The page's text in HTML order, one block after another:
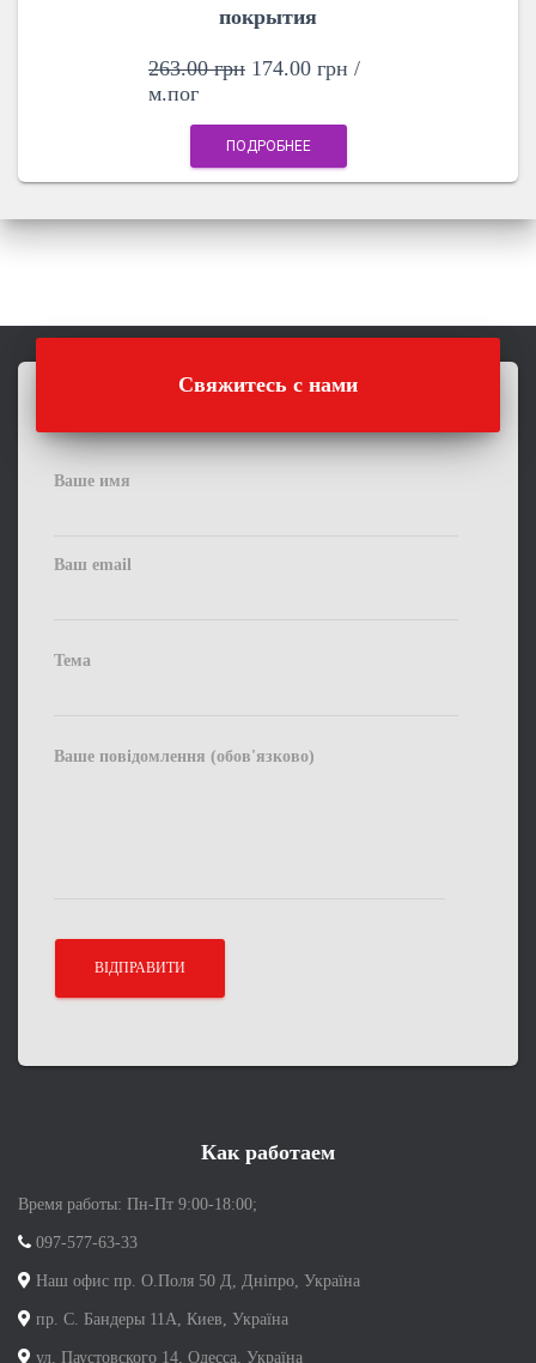
покрытия
263.00грн 174.00 грн /
м.пог
ПОДРОБНЕЕ
Свяжитесь с нами
Ваше имя
Ваш email
Тема
Ваше повідомлення (обов'язково)
Как работаем
Время работы: Пн-Пт 9:00-18:00;
097-577-63-33
Наш офис пр. О.Поля 50 Д, Дніпро, Україна
пр. С. Бандеры 11А, Киев, Україна
ул. Паустовского 14, Одесса, Україна